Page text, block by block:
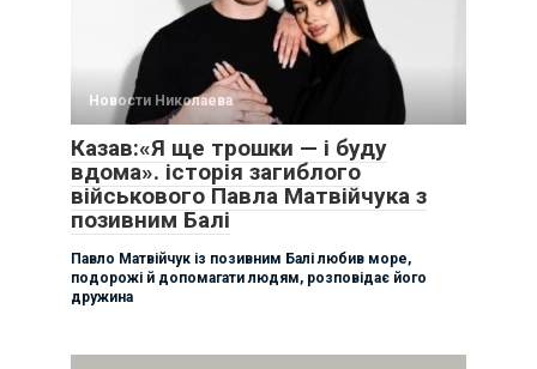
Новости Николаева
Казав:«Я ще трошки — і буду
вдома». історія загиблого
військового Павла Матвійчука з
позивним Балі
Павло Матвійчук із позивним Балі любив море,
подорожі й допомагати людям, розповідає його
дружина